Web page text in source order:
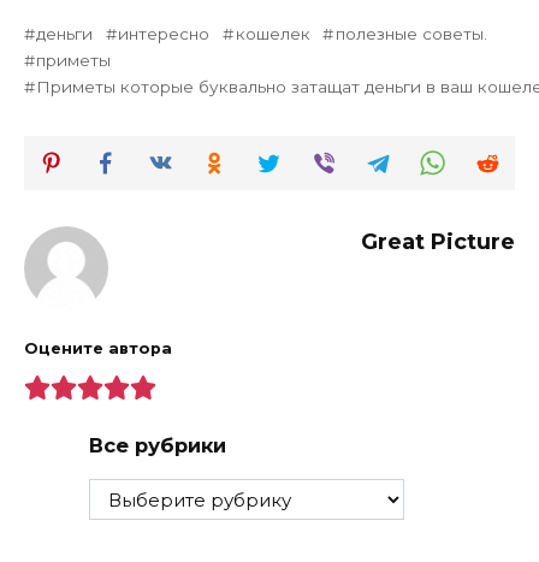
деньги интересно кошелек
полезные советы.
приметы
Приметы которые буквально затащат деньги в ваш
Great Picture
Оцените автора
Все рубрики
Все
рубрики